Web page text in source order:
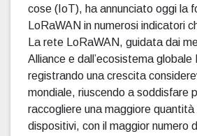
cose (IoT), ha annunciato oggi la
LoRaWAN in numerosi indicatori
La rete LoRaWAN, guidata dai
Alliance e dall’ecosistema
registrando una crescita
mondiale, riuscendo a soddisfare
raccogliere una maggiore
dispositivi, con il maggior numero